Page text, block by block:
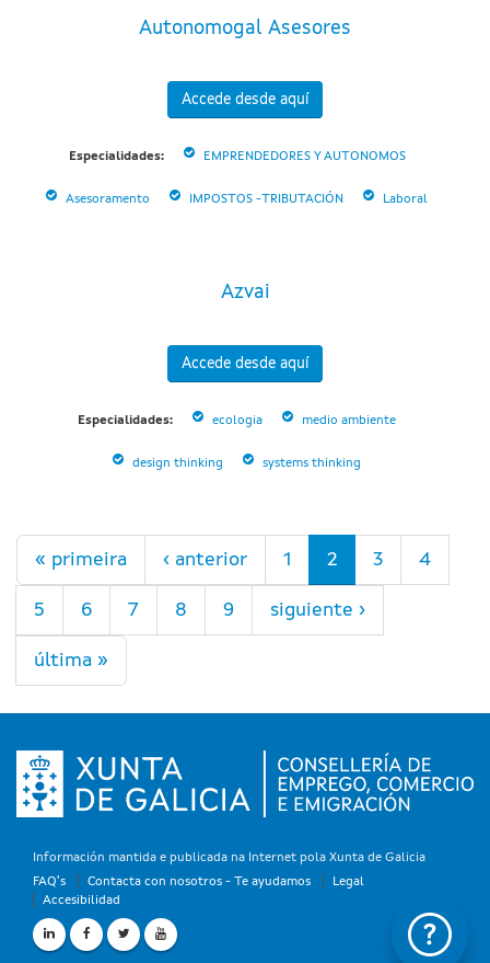
Autonomogal Asesores
Accede desde aquí
Especialidades: EMPRENDEDORES Y AUTONOMOS
Asesoramento IMPOSTOS -TRIBUTACIÓN Laboral
Azvai
Accede desde aquí
Especialidades: ecologia medio ambiente
design thinking systems thinking
Páginas
« primeira ‹ anterior 1 2 3 4
5 6 7 8 9 siguiente ›
última »
Información mantida e publicada na Internet pola Xunta de Galicia
FAQ's
Contacta con nosotros - Te ayudamos
Legal
Accesibilidad